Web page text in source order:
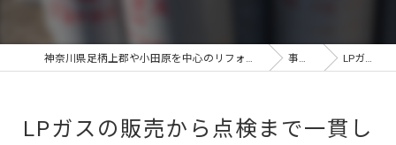
神奈川県足柄上郡や小田原を中心のリフォームなら株式会社ナカネン 事業案内 LPガス事業
LPガスの販売から点検まで一貫し